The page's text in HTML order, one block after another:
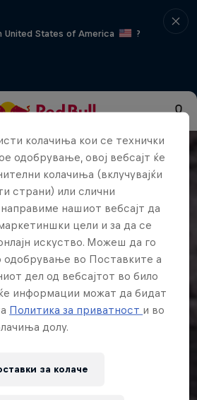
States of America
?
колачиња кои се технички
одобрување, овој вебсајт ќе
колачиња (вклучувајќи
страни) или слични
нашиот вебсајт да
цели и за да се
искуство. Можеш да го
одобрување во Поставките а
дел од вебсајтот во било
информации можат да бидат
Политика за приватност и во
долу.
за колачe